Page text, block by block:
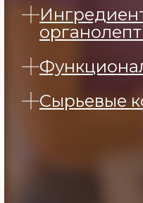
Сырьевые